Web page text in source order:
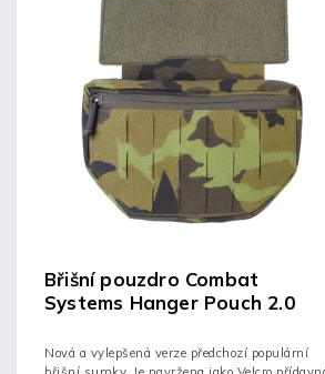
Břišní pouzdro Combat
Systems Hanger Pouch 2.0
Nová a vylepšená verze předchozí populární